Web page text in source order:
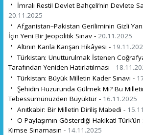
İmralı Resti! Devlet Bahçeli’nin Devlete
20.11.2025
Afganistan–Pakistan Geriliminin Gizli
İçin Yeni Bir Jeopolitik Sınav - 20.11.2025
Altının Kanla Karışan Hikâyesi -
Türkistan: Unutturulmak İstenen
Tarafından Yeniden Hatırlatılması -
Türkistan: Büyük Milletin Kader Sınavı -
Şehidin Huzurunda Gülmek Mi? Bu
Tebessümünüzden Büyüktür - 16.11.2025
Anıtkabir: Bir Milletin Diriliş Mabedi -
O Paylaşımın Gösterdiği Hakikat!
Kimse Sınamasın - 14.11.2025